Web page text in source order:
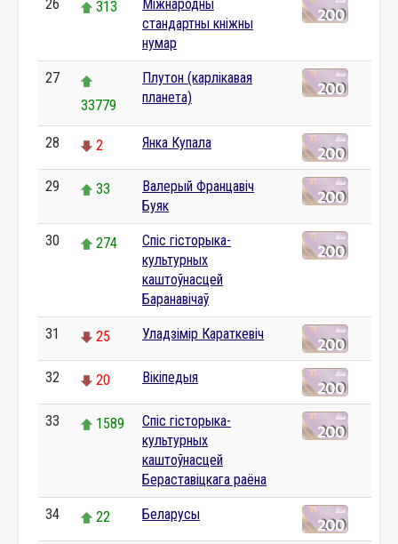
26 313
Міжнародны
стандартны кніжны
нумар
27
33779
Плутон (карлікавая
планета)
28 2 Янка Купала
29 33
Валерый Францавіч
Буяк
30 274
Спіс гісторыка-
культурных
каштоўнасцей
Баранавічаў
31 25 Уладзімір Караткевіч
32 20 Вікіпедыя
33 1589
Спіс гісторыка-
культурных
каштоўнасцей
Бераставіцкага раёна
34 22 Беларусы